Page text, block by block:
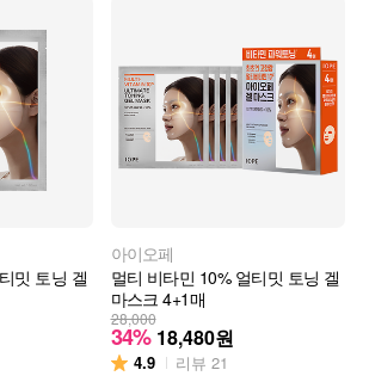
밋 토닝 겔
아이오페
멀티 비타민 10% 얼티밋 토닝 겔
마스크 4+1매
28,000
34% 18,480원
4.9 리뷰 21